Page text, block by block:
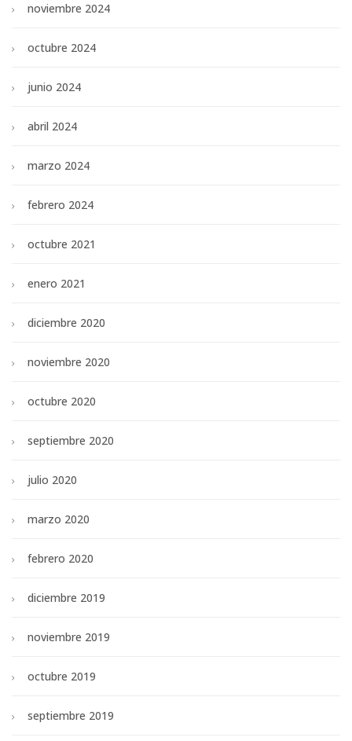
noviembre 2024
octubre 2024
junio 2024
abril 2024
marzo 2024
febrero 2024
octubre 2021
enero 2021
diciembre 2020
noviembre 2020
octubre 2020
septiembre 2020
julio 2020
marzo 2020
febrero 2020
diciembre 2019
noviembre 2019
octubre 2019
septiembre 2019